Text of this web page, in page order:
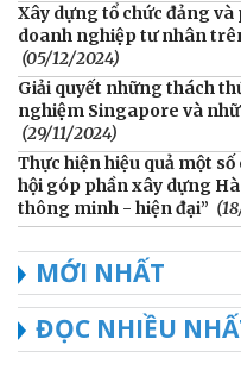
Xây dựng tổ chức đảng
doanh nghiệp tư nhân
(05/12/2024)
Giải quyết những thách
nghiệm Singapore và
(29/11/2024)
Thực hiện hiệu quả một
hội góp phần xây dựng
thông minh - hiện đại”
MỚI NHẤT
ĐỌC NHIỀU